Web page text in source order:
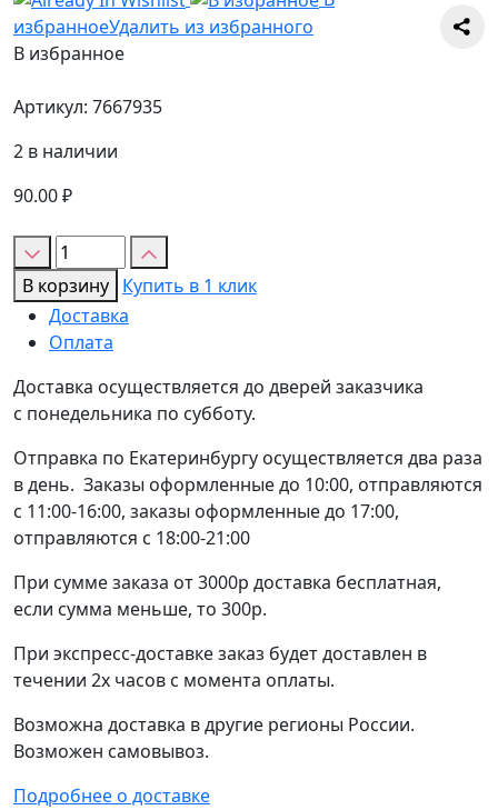
избранноеУдалить из избранного
В избранное
Артикул: 7667935
2 в наличии
90.00₽
Количество
товара
Топпер
боковой
"Ты
мой
космос"
В корзину Купить в 1 клик
Доставка
Оплата
Доставка осуществляется до дверей заказчика
с понедельника по субботу.
Отправка по Екатеринбургу осуществляется два раза
в день. Заказы оформленные до 10:00, отправляются
с 11:00-16:00, заказы оформленные до 17:00,
отправляются с 18:00-21:00
При сумме заказа от 3000р доставка бесплатная,
если сумма меньше, то 300р.
При экспресс-доставке заказ будет доставлен в
течении 2х часов с момента оплаты.
Возможна доставка в другие регионы России.
Возможен самовывоз.
Подробнее о доставке